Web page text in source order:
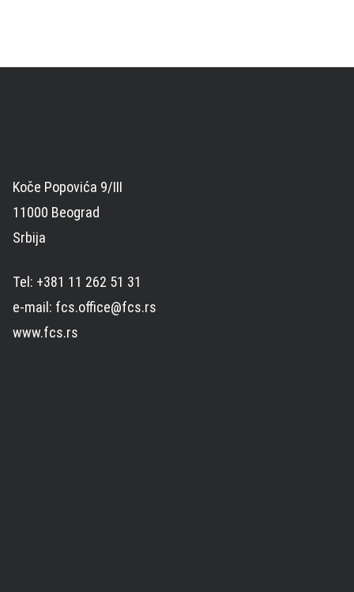
Koče Popovića 9/III
11000 Beograd
Srbija
Tel: +381 11 262 51 31
e-mail: fcs.office@fcs.rs
www.fcs.rs